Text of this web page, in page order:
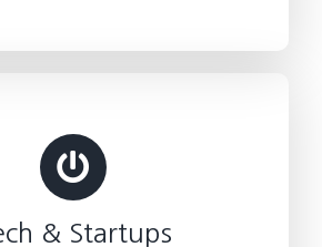
& Startups